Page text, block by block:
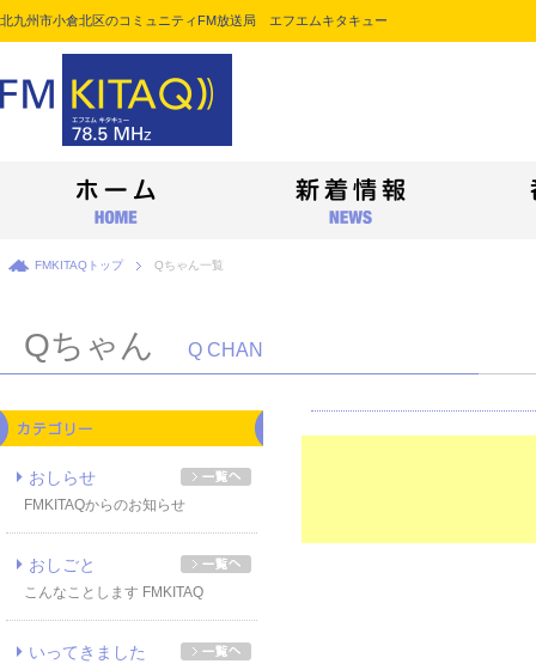
北九州市小倉北区のコミュニティFM放送局 エフエムキタキュー
FMKITAQトップ Qちゃん一覧
Qちゃん Q CHAN
おしらせ
FMKITAQからのお知らせ
おしごと
こんなことします FMKITAQ
いってきました